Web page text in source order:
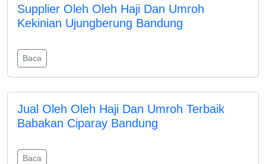
Supplier Oleh Oleh Haji Dan Umroh
Kekinian Ujungberung Bandung
Baca
Jual Oleh Oleh Haji Dan Umroh Terbaik
Babakan Ciparay Bandung
Baca